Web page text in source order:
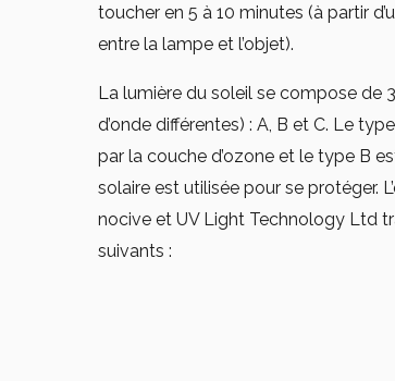
toucher en 5 à 10 minutes (à partir
entre la lampe et l’objet).
La lumière du soleil se compose de
d’onde différentes) : A, B et C. Le
par la couche d’ozone et le type B
solaire est utilisée pour se protéger.
nocive et UV Light Technology Ltd
suivants :